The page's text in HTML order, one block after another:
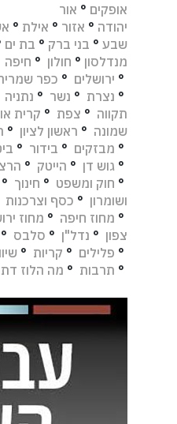
אופקים ° אור
יהודה ° אזור ° אילת °
שבע ° בני ברק ° בת ים
מנדלסון ° חולון ° חיפה
° ירושלים ° כפר
° נצרת ° נשר ° נתניה
תקווה ° צפת ° קרית
שמונה ° ראשון לציון °
° מבזקים ° בידור °
° גוש דן ° הייטק °
° חוק ומשפט ° חינוך °
ושומרון ° כסף וצרכנות
° מחוז חיפה ° מחוז
צפון ° נדל"ן ° סלבס °
° פלילים ° קריות °
° תרבות ° מה הלוז דת